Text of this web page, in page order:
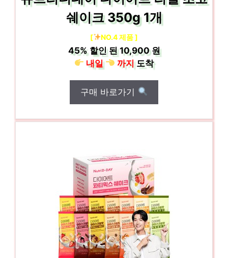
쉐이크 350g 1개
[ NO.4 제품 ]
45%할인 된10,900 원
내일
까지도착
구매 바로가기